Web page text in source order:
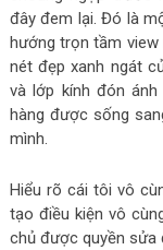
đây đem lại. Đó là
hướng trọn tầm
nét đẹp xanh ngát
và lớp kính đón
hàng được sống
mình.
Hiểu rõ cái tôi vô
tạo điều kiện vô
chủ được quyền sửa